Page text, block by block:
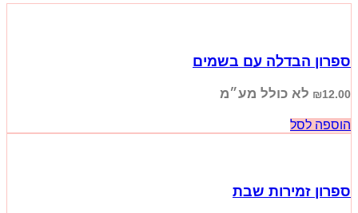
ספרון הבדלה עם בשמים
₪12.00 לא כולל מע״מ
הוספה לסל
ספרון זמירות שבת